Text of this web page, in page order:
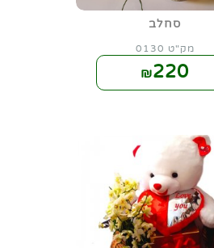
סחלב
מק"ט 0130
₪220